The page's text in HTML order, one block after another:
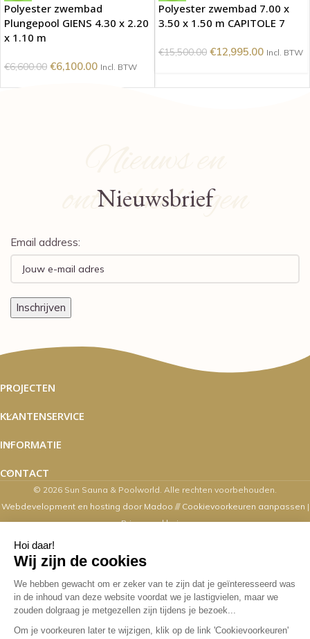
Polyester zwembad
Plungepool GIENS 4.30 x 2.20
x 1.10 m
€6,600.00 €6,100.00 Incl. BTW
Polyester zwembad 7.00 x
3.50 x 1.50 m CAPITOLE 7
€15,500.00 €12,995.00 Incl. BTW
Nieuws en
ontwikkelingen
Nieuwsbrief
Email address:
PROJECTEN
KLANTENSERVICE
INFORMATIE
CONTACT
© 2026 Sun Sauna & Poolworld. Alle rechten voorbehouden.
Webdevelopment en hosting door Madoo /// Cookievoorkeuren aanpassen |
Privacyverklaring
Zaterdag's zijn wij van 10.00 t/m 16.00
uur geopend
Overige dagen mogelijk op afspraak. Contact via email,
webshop, whatsapp en telefonisch kan op alle